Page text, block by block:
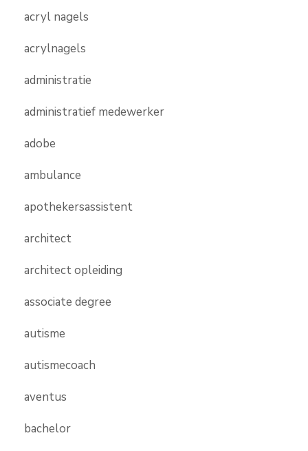
acryl nagels
acrylnagels
administratie
administratief medewerker
adobe
ambulance
apothekersassistent
architect
architect opleiding
associate degree
autisme
autismecoach
aventus
bachelor